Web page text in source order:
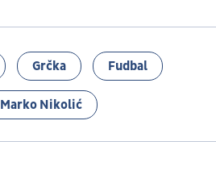
Grčka Fudbal
Marko Nikolić